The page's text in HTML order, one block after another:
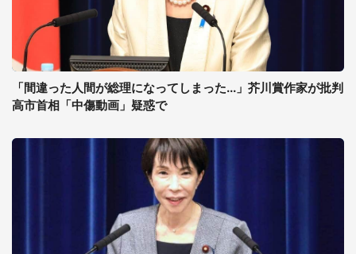
「間違った人間が総理になってしまった...」芥川賞作家が批判
高市首相「中傷動画」疑惑で